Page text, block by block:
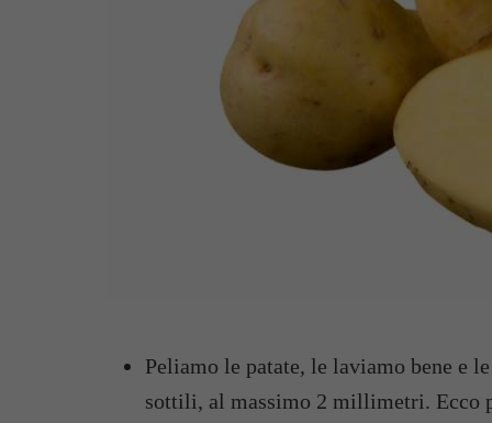
Peliamo le patate, le laviamo bene e
sottili, al massimo 2 millimetri. Ecco